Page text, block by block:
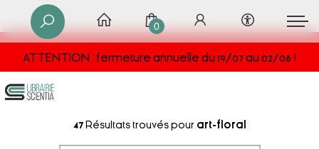
ATTENTION : fermeture annuelle du 19/07 au 02/08 !
0
47 Résultats trouvés pour art-floral